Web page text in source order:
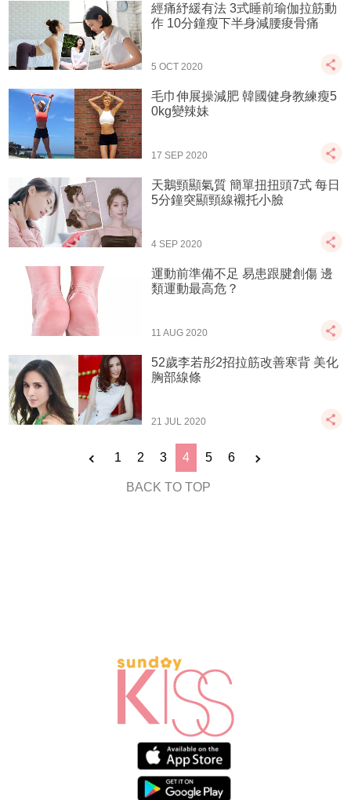
經痛紓緩有法 3式睡前瑜伽拉筋動
作 10分鐘瘦下半身減腰痠骨痛
5 OCT 2020
毛巾伸展操減肥 韓國健身教練瘦5
0kg變辣妹
17 SEP 2020
天鵝頸顯氣質 簡單扭扭頭7式 每日
5分鐘突顯頸線襯托小臉
4 SEP 2020
運動前準備不足 易患跟腱創傷 邊
類運動最高危？
11 AUG 2020
52歲李若彤2招拉筋改善寒背 美化
胸部線條
21 JUL 2020
1 2 3 4 5 6
BACK TO TOP